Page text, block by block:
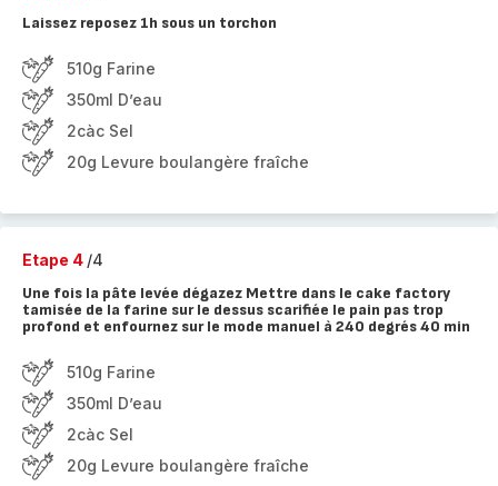
Laissez reposez 1h sous un torchon
510g Farine
350ml D’eau
2càc Sel
20g Levure boulangère fraîche
Etape 4 /4
Une fois la pâte levée dégazez Mettre dans le cake factory
tamisée de la farine sur le dessus scarifiée le pain pas trop
profond et enfournez sur le mode manuel à 240 degrés 40 min
510g Farine
350ml D’eau
2càc Sel
20g Levure boulangère fraîche